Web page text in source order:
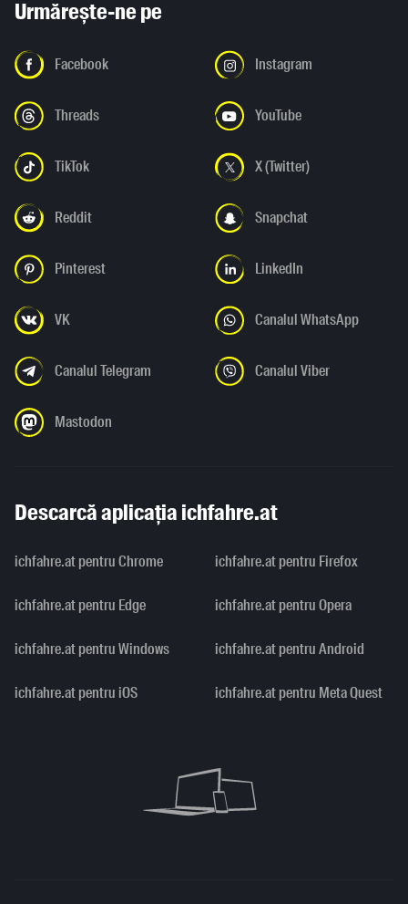
Urmărește-ne pe
Facebook Instagram
Threads YouTube
TikTok X (Twitter)
Reddit Snapchat
Pinterest LinkedIn
VK Canalul WhatsApp
Canalul Telegram Canalul Viber
Mastodon
Descarcă aplicația ichfahre.at
ichfahre.at pentru Chrome ichfahre.at pentru Firefox
ichfahre.at pentru Edge ichfahre.at pentru Opera
ichfahre.at pentru Windows ichfahre.at pentru Android
ichfahre.at pentru iOS ichfahre.at pentru Meta Quest